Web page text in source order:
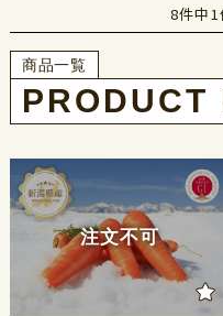
8件中
商品一覧
注文不可